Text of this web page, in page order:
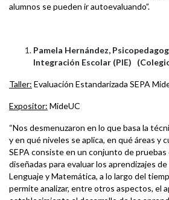
alumnos se pueden ir autoevaluando”.
Pamela Hernández,
Integración Escolar (PIE)
Taller: Evaluación Estandarizada SEPA
Expositor: MideUC
“Nos desmenuzaron en lo que basa la
y en qué niveles se aplica, en qué áreas y
SEPA consiste en un conjunto de
diseñadas para evaluar los aprendizajes
Lenguaje y Matemática, a lo largo del
permite analizar, entre otros aspectos, el